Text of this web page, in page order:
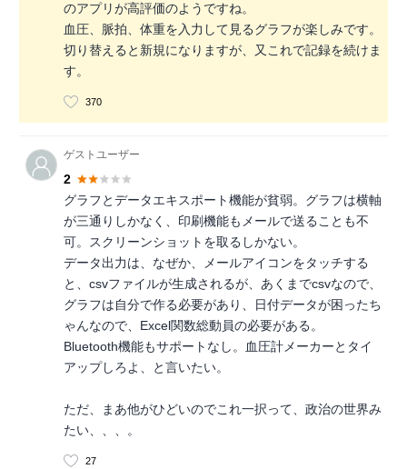
のアプリが高評価のようですね。
血圧、脈拍、体重を入力して見るグラフが楽しみです。
切り替えると新規になりますが、又これで記録を続けま
す。
370
ゲストユーザー
2
グラフとデータエキスポート機能が貧弱。グラフは横軸
が三通りしかなく、印刷機能もメールで送ることも不
可。スクリーンショットを取るしかない。
データ出力は、なぜか、メールアイコンをタッチする
と、csvファイルが生成されるが、あくまでcsvなので、
グラフは自分で作る必要があり、日付データが困ったち
ゃんなので、Excel関数総動員の必要がある。
Bluetooth機能もサポートなし。血圧計メーカーとタイ
アップしろよ、と言いたい。
ただ、まあ他がひどいのでこれ一択って、政治の世界み
たい、、、。
27